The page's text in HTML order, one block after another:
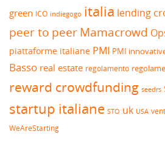
green ICO indiegogo italia lending
peer to peerMamacrowd
piattaforme italiane PMI PMI
Basso real estate regolamento
reward crowdfunding seedrs
startup italiane STO uk USA
WeAreStarting